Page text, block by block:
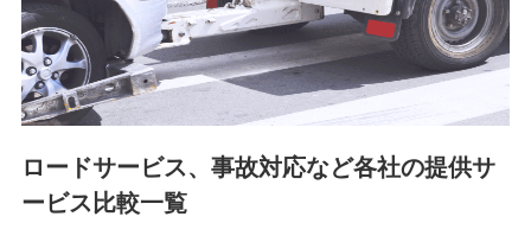
8.取引先個人情報
取引先としての選定業務、営業情報の提供業務、契約締結手
続き業務、取引管理業務、およびこれらに準ずる業務の遂行
のため
9.お問い合わせ情報
各種お問い合わせに対応するため
ロードサービス、事故対応など各社の提供サ
ービス比較一覧